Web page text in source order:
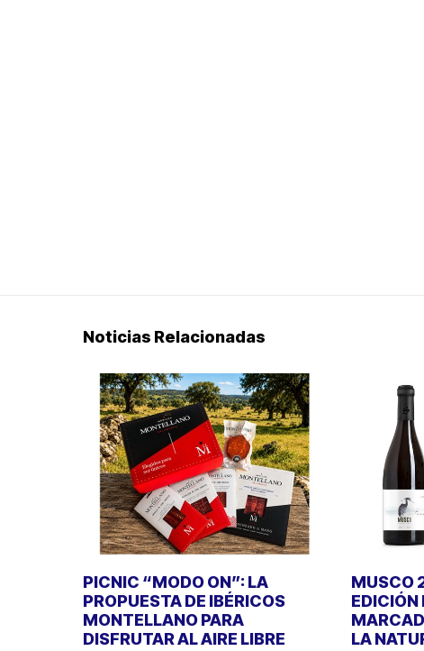
Noticias Relacionadas
PICNIC “MODO ON”: LA
PROPUESTA DE IBÉRICOS
MONTELLANO PARA
DISFRUTAR AL AIRE LIBRE
MUSCO
EDICIÓN
LA